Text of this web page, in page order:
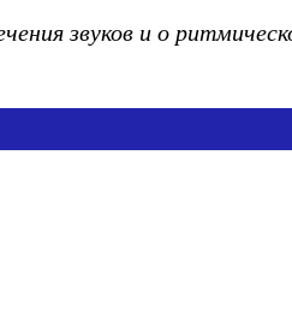
звуков и о